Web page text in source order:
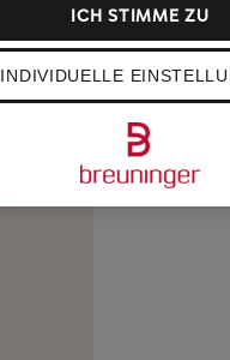
INDIVIDUELLE
ICH STIMME ZU